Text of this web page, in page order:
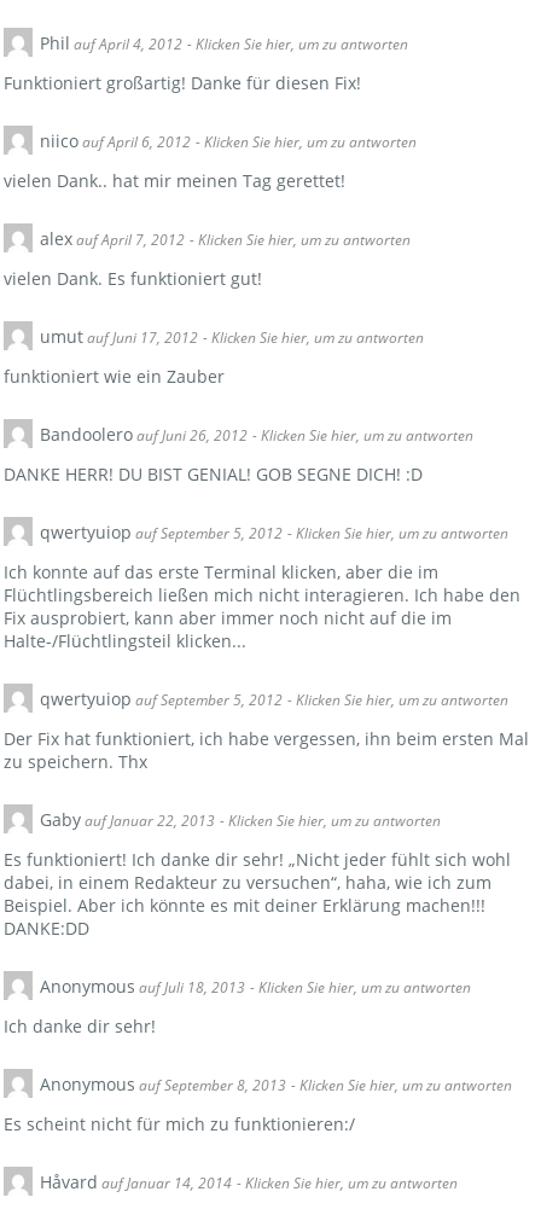
Phil auf April 4, 2012 - Klicken Sie hier, um zu antworten
Funktioniert großartig! Danke für diesen Fix!
niicoauf April 6, 2012 - Klicken Sie hier, um zu antworten
vielen Dank.. hat mir meinen Tag gerettet!
alexauf April 7, 2012 - Klicken Sie hier, um zu antworten
vielen Dank. Es funktioniert gut!
umutauf Juni 17, 2012 - Klicken Sie hier, um zu antworten
funktioniert wie ein Zauber
Bandooleroauf Juni 26, 2012 - Klicken Sie hier, um zu antworten
DANKE HERR! DU BIST GENIAL! GOB SEGNE DICH! :D
qwertyuiop auf September 5, 2012 - Klicken Sie hier, um zu antworten
Ich konnte auf das erste Terminal klicken, aber die im
Flüchtlingsbereich ließen mich nicht interagieren. Ich habe den
Fix ausprobiert, kann aber immer noch nicht auf die im
Halte-/Flüchtlingsteil klicken...
qwertyuiop auf September 5, 2012 - Klicken Sie hier, um zu antworten
Der Fix hat funktioniert, ich habe vergessen, ihn beim ersten Mal
zu speichern. Thx
Gabyauf Januar 22, 2013 - Klicken Sie hier, um zu antworten
Es funktioniert! Ich danke dir sehr! „Nicht jeder fühlt sich wohl
dabei, in einem Redakteur zu versuchen“, haha, wie ich zum
Beispiel. Aber ich könnte es mit deiner Erklärung machen!!!
DANKE:DD
Anonymous auf Juli 18, 2013 - Klicken Sie hier, um zu antworten
Ich danke dir sehr!
Anonymous auf September 8, 2013 - Klicken Sie hier, um zu antworten
Es scheint nicht für mich zu funktionieren:/
Håvard auf Januar 14, 2014 - Klicken Sie hier, um zu antworten